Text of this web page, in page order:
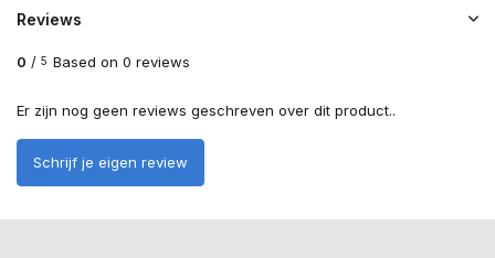
Reviews
0 / 5 Based on 0 reviews
Er zijn nog geen reviews geschreven over dit product..
Schrijf je eigen review